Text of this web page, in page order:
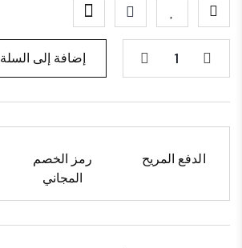
إضافة إلى السلة
الدفع المريح
رمز الخصم
المجاني